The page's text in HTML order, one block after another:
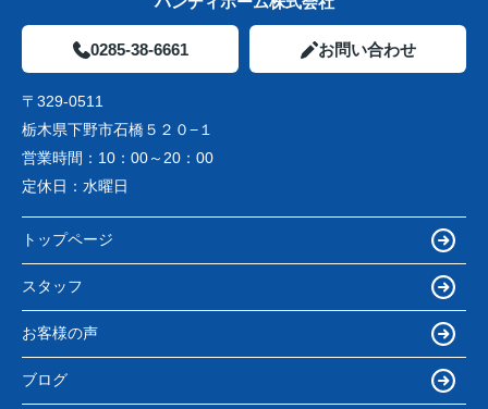
0285-38-6661 お問い合わせ
〒329-0511
栃木県下野市石橋５２０−１
営業時間： 10：00～20：00
定休日： 水曜日
トップページ
スタッフ
お客様の声
ブログ